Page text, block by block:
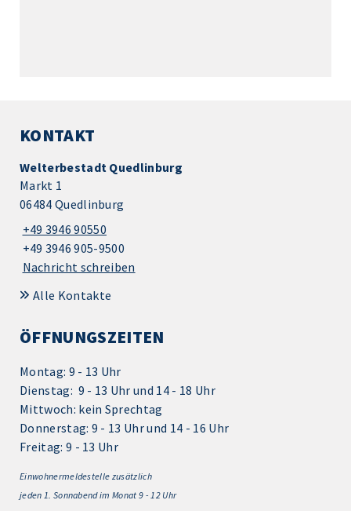
KONTAKT
Welterbestadt Quedlinburg
Markt 1
06484 Quedlinburg
+49 3946 90550
+49 3946 905-9500
Nachricht schreiben
Alle Kontakte
ÖFFNUNGSZEITEN
Montag: 9 - 13 Uhr
Dienstag: 9 - 13 Uhr und 14 - 18 Uhr
Mittwoch: kein Sprechtag
Donnerstag: 9 - 13 Uhr und 14 - 16 Uhr
Freitag: 9 - 13 Uhr
Einwohnermeldestelle zusätzlich
jeden 1. Sonnabend im Monat 9 - 12 Uhr